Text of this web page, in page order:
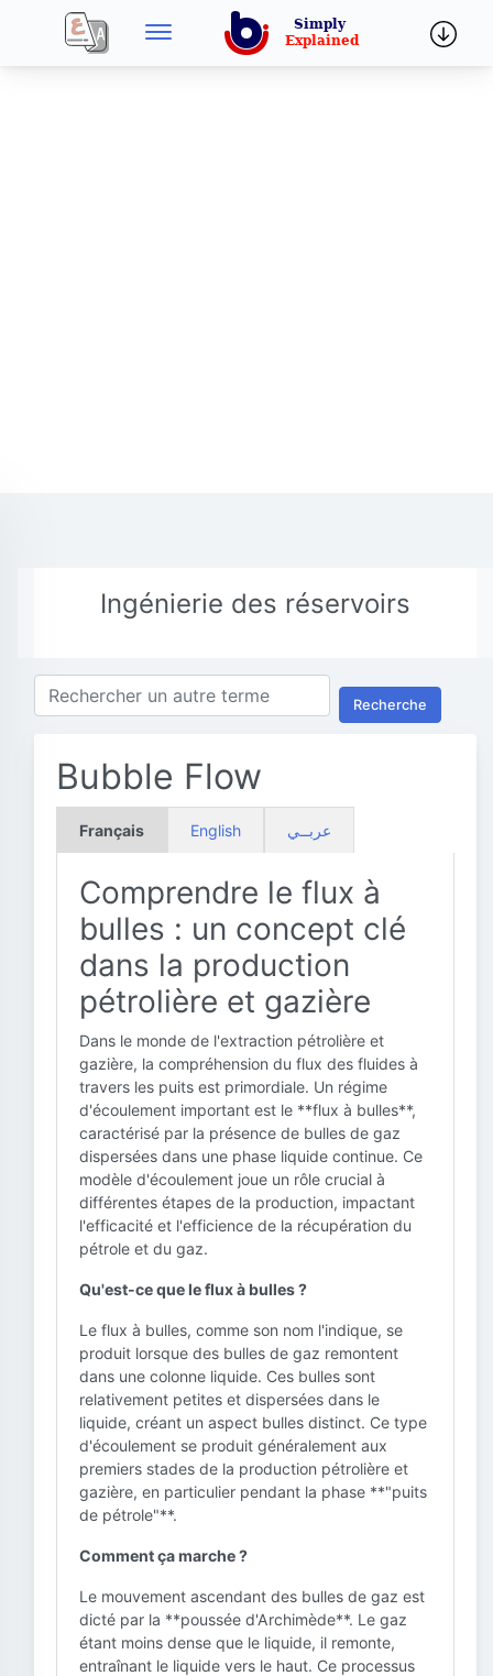
Ingénierie des réservoirs
Recherche
Bubble Flow
Français English عربــي
Comprendre le flux à
bulles : un concept clé
dans la production
pétrolière et gazière
Dans le monde de l'extraction pétrolière et
gazière, la compréhension du flux des fluides à
travers les puits est primordiale. Un régime
d'écoulement important est le **flux à bulles**,
caractérisé par la présence de bulles de gaz
dispersées dans une phase liquide continue. Ce
modèle d'écoulement joue un rôle crucial à
différentes étapes de la production, impactant
l'efficacité et l'efficience de la récupération du
pétrole et du gaz.
Qu'est-ce que le flux à bulles ?
Le flux à bulles, comme son nom l'indique, se
produit lorsque des bulles de gaz remontent
dans une colonne liquide. Ces bulles sont
relativement petites et dispersées dans le
liquide, créant un aspect bulles distinct. Ce type
d'écoulement se produit généralement aux
premiers stades de la production pétrolière et
gazière, en particulier pendant la phase **"puits
de pétrole"**.
Comment ça marche ?
Le mouvement ascendant des bulles de gaz est
dicté par la **poussée d'Archimède**. Le gaz
étant moins dense que le liquide, il remonte,
entraînant le liquide vers le haut. Ce processus